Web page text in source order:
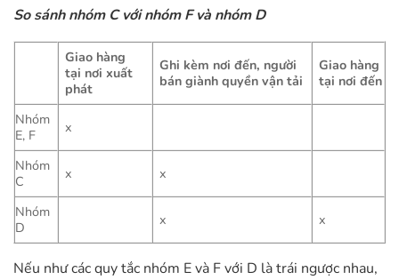
So sánh nhóm C với nhóm F và nhóm D
Giao hàng
tại nơi xuất
phát
Ghi kèm nơi đến, người
bán giành quyền vận tải
Giao hàng
tại nơi đến
Nhóm
E, F
x
Nhóm
C
x x
Nhóm
D
x x
Nếu như các quy tắc nhóm E và F với D là trái ngược nhau,